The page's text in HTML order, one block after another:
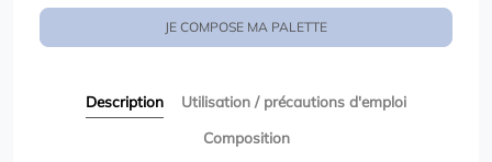
JE COMPOSE MA PALETTE
Description
Utilisation / précautions d'emploi
Composition